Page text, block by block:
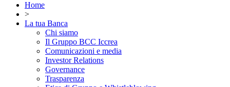
Home
>
La tua Banca
Chi siamo
Il Gruppo BCC Iccrea
Comunicazioni e media
Investor Relations
Governance
Trasparenza